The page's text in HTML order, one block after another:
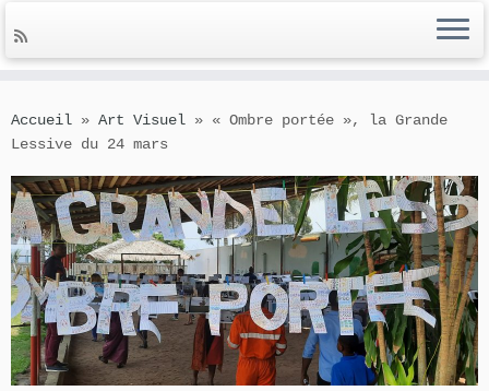
to
content
Accueil » Art Visuel » « Ombre portée », la Grande
Lessive du 24 mars